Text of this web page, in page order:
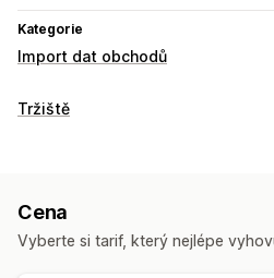
Kategorie
Import dat obchodů
Synchronizace dat
Migrace dat
Tržiště
Vlastní listingy
Cena
Vyberte si tarif, který nejlépe